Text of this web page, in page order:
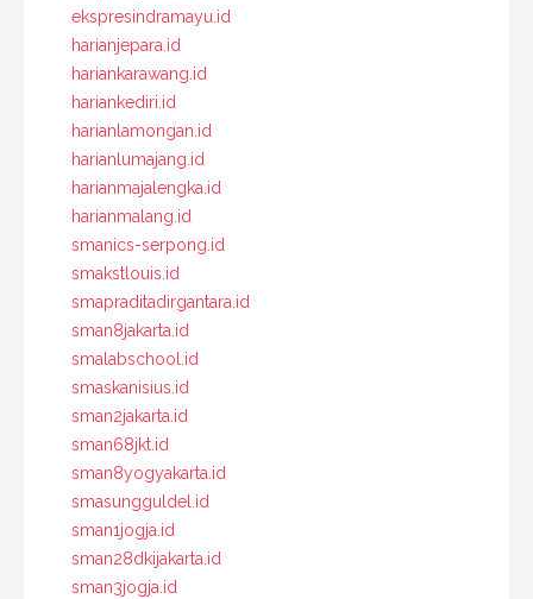
ekspresindramayu.id
harianjepara.id
hariankarawang.id
hariankediri.id
harianlamongan.id
harianlumajang.id
harianmajalengka.id
harianmalang.id
smanics-serpong.id
smakstlouis.id
smapraditadirgantara.id
sman8jakarta.id
smalabschool.id
smaskanisius.id
sman2jakarta.id
sman68jkt.id
sman8yogyakarta.id
smasungguldel.id
sman1jogja.id
sman28dkijakarta.id
sman3jogja.id